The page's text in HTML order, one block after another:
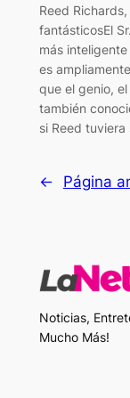
Reed
fantásticosEl
más
es
que el genio,
también
si Reed
← Página
Noticias,
Mucho Más!